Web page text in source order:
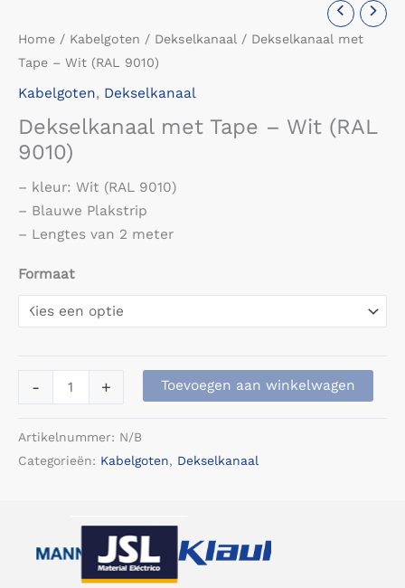
Home / Kabelgoten / Dekselkanaal / Dekselkanaal met
Tape – Wit (RAL 9010)
Kabelgoten, Dekselkanaal
Dekselkanaal met Tape – Wit (RAL
9010)
– kleur: Wit (RAL 9010)
– Blauwe Plakstrip
– Lengtes van 2 meter
Formaat
-
Dekselkanaal
aantal
+ Toevoegen aan winkelwagen
Artikelnummer: N/B
Categorieën: Kabelgoten, Dekselkanaal